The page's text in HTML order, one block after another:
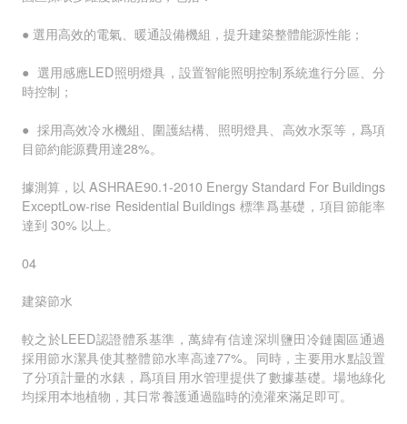
● 選用高效的電氣、暖通設備機組，提升建築整體能源性能；
● 選用感應LED照明燈具，設置智能照明控制系統進行分區、分
時控制；
● 採用高效冷水機組、圍護結構、照明燈具、高效水泵等，爲項
目節約能源費用達28%。
據測算，以 ASHRAE90.1-2010 Energy Standard For Buildings
ExceptLow-rise Residential Buildings 標準爲基礎，項目節能率
達到 30% 以上。
04
建築節水
較之於LEED認證體系基準，萬緯有信達深圳鹽田冷鏈園區通過
採用節水潔具使其整體節水率高達77%。同時，主要用水點設置
了分項計量的水錶，爲項目用水管理提供了數據基礎。場地綠化
均採用本地植物，其日常養護通過臨時的澆灌來滿足即可。